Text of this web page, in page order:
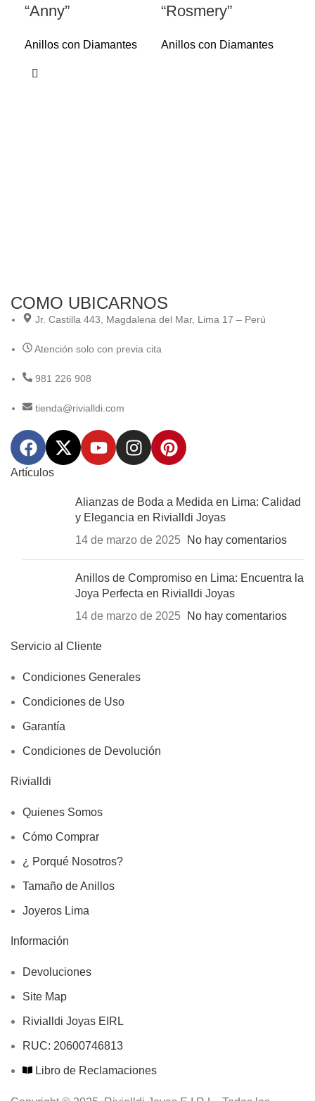
“Anny”
Anillos con Diamantes
“Rosmery”
Anillos con Diamantes
COMO UBICARNOS
Jr. Castilla 443, Magdalena del Mar, Lima 17 – Perú
Atención solo con previa cita
981 226 908
tienda@rivialldi.com
Artículos
Alianzas de Boda a Medida en Lima: Calidad
y Elegancia en Rivialldi Joyas
14 de marzo de 2025
No hay comentarios
Anillos de Compromiso en Lima: Encuentra la
Joya Perfecta en Rivialldi Joyas
14 de marzo de 2025
No hay comentarios
Servicio al Cliente
Condiciones Generales
Condiciones de Uso
Garantía
Condiciones de Devolución
Rivialldi
Quienes Somos
Cómo Comprar
¿ Porqué Nosotros?
Tamaño de Anillos
Joyeros Lima
Información
Devoluciones
Site Map
Rivialldi Joyas EIRL
RUC: 20600746813
Libro de Reclamaciones